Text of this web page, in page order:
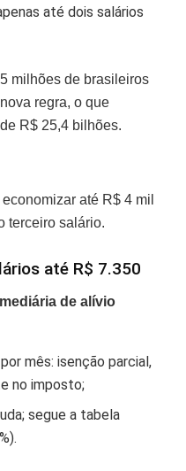
até dois salários
milhões de brasileiros
regra, o que
R$ 25,4 bilhões.
até R$ 4 mil
terceiro salário.
até R$ 7.350
de alívio
mês: isenção parcial,
no imposto;
segue a tabela